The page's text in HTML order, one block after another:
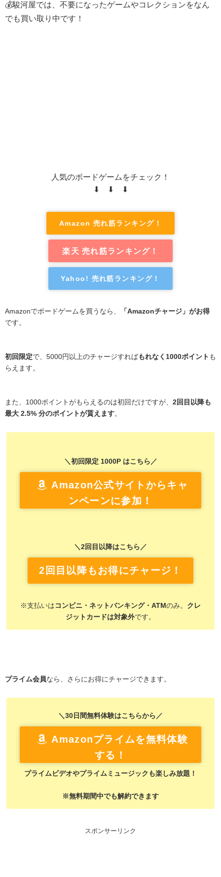
💰駿河屋では、不要になったゲームやコレクションをなん
でも買い取り中です！
人気のボードゲームをチェック！
⬇ ⬇ ⬇
Amazon 売れ筋ランキング！
楽天 売れ筋ランキング！
Yahoo! 売れ筋ランキング！
Amazonでボードゲームを買うなら、
「Amazonチャージ」がお得
です。
初回限定で、5000円以上のチャージすればもれなく1000ポイント も
らえます。
また、1000ポイントがもらえるのは初回だけですが、 2回目以降も
最大 2.5% 分のポイントが貰えます。
＼初回限定 1000P はこちら／
Amazon公式サイトからキャ
ンペーンに参加！
＼2回目以降はこちら／
2回目以降もお得にチャージ！
※支払いは コンビニ・ネットバンキング・ATMのみ。 クレ
ジットカードは対象外です。
プライム会員なら、さらにお得にチャージできます。
＼30日間無料体験はこちらから／
Amazonプライムを無料体験
する！
プライムビデオやプライムミュージックも楽しみ放題！
※無料期間中でも解約できます
スポンサーリンク